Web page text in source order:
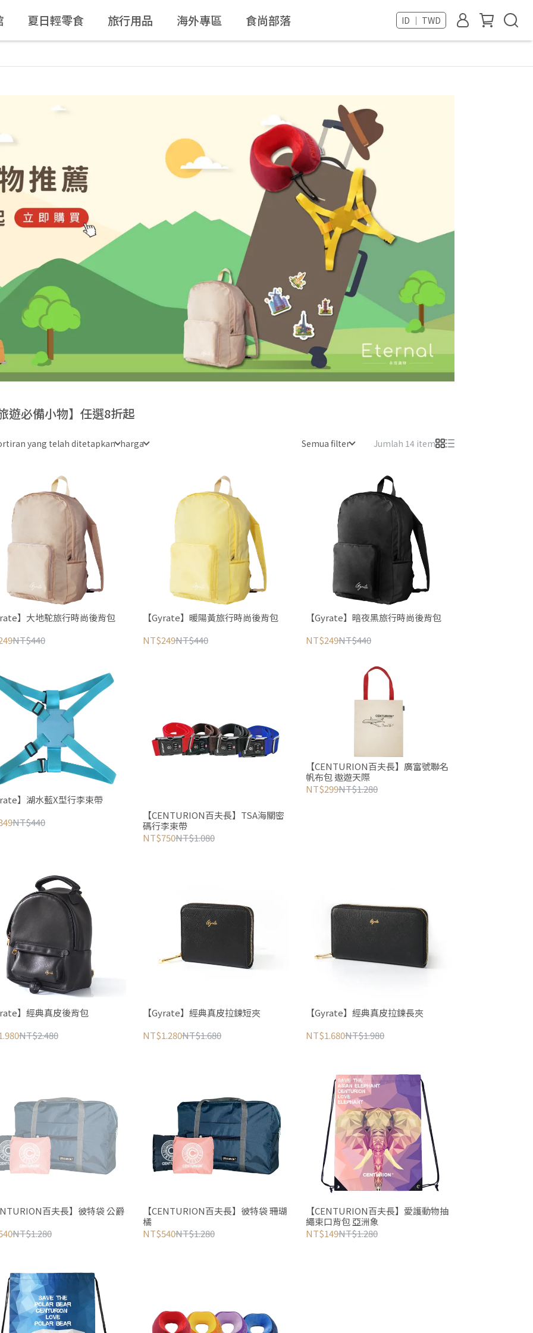
夏日輕零食 旅行用品 海外專區 食尚部落 ID ｜ TWD
旅遊必備小物】任選8折起
yang telah ditetapkan harga Semua filter Jumlah 14 item
】大地駝旅行時尚後背包
NT$440
【Gyrate】暖陽黃旅行時尚後背包
NT$249NT$440
【Gyrate】暗夜黑旅行時尚後背包
NT$249NT$440
】湖水藍X型行李束帶
NT$440
【CENTURION百夫長】TSA海關密
碼行李束帶
NT$750NT$1.080
【CENTURION百夫長】廣富號聯名
帆布包 遨遊天際
NT$299NT$1.280
】經典真皮後背包
NT$2.480
【Gyrate】經典真皮拉鍊短夾
NT$1.280NT$1.680
【Gyrate】經典真皮拉鍊長夾
NT$1.680NT$1.980
百夫長】彼特袋 公爵
NT$1.280
【CENTURION百夫長】彼特袋 珊瑚
橘
NT$540NT$1.280
【CENTURION百夫長】愛護動物抽
繩束口背包 亞洲象
NT$149NT$1.280